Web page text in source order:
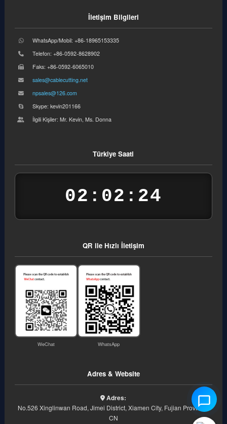
İletişim Bilgileri
WhatsApp/Mobil: +86-18965153335
Telefon: +86-0592-8628902
Faks: +86-0592-6065010
sales@cablecutting.net
npsales@126.com
Skype: kevin201166
İlgili Kişiler: Mr. Kevin, Ms. Donna
Türkiye Saati
02:02:25
QR ile Hızlı İletişim
WeChat WhatsApp
Adres & Website
Adres:
No.526 Xinglinwan Road, Jimei District, Xiamen City, Fujian Province,
CN